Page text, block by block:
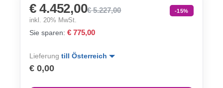
€ 4.452,00€ 5.227,00 -15%
inkl. 20% MwSt.
Sie sparen: € 775,00
Lieferung till Österreich
€ 0,00